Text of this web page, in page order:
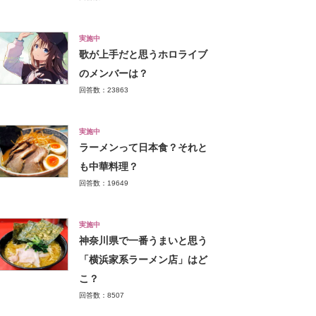
実施中
歌が上手だと思うホロライブ
のメンバーは？
回答数：23863
実施中
ラーメンって日本食？それと
も中華料理？
回答数：19649
実施中
神奈川県で一番うまいと思う
「横浜家系ラーメン店」はど
こ？
回答数：8507